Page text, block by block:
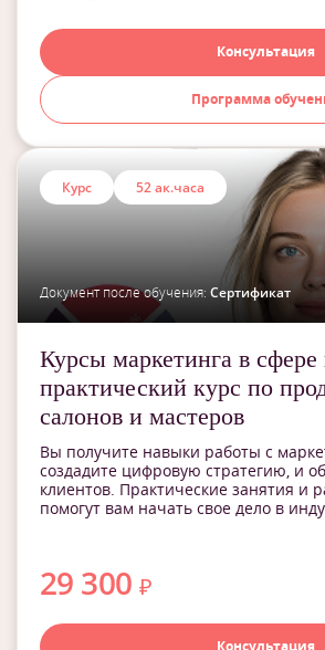
Консультация
Программа
Курс 52 ак.часа
Документ после обучения: Сертификат
Курсы маркетинга в сфере
практический курс по
салонов и мастеров
Вы получите навыки работы с
создадите цифровую стратегию, и
клиентов. Практические занятия и
помогут вам начать свое дело в
29 300₽
Консультация